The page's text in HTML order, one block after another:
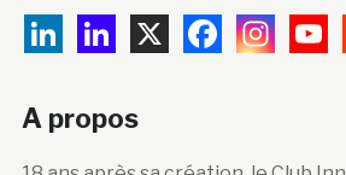
A propos
CLIC est devenu la principale
francophone de veille,